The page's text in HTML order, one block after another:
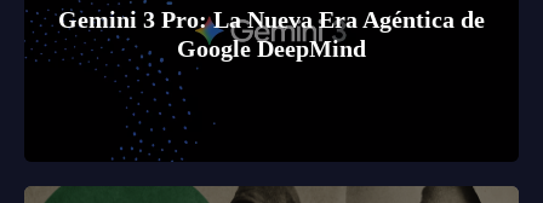
Gemini 3 Pro: La Nueva Era Agéntica de
Google DeepMind